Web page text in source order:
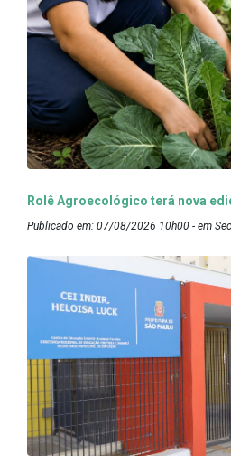
Rolê Agroecológico terá nova
Publicado em: 07/08/2026 10h00 - em